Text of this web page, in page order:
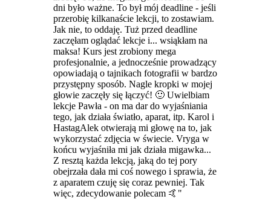
dni było ważne. To był mój deadline - jeśli
przerobię kilkanaście lekcji, to zostawiam.
Jak nie, to oddaję. Tuż przed deadline
zaczęłam oglądać lekcje i... wsiąkłam na
maksa! Kurs jest zrobiony mega
profesjonalnie, a jednocześnie prowadzący
opowiadają o tajnikach fotografii w bardzo
przystępny sposób. Nagle kropki w mojej
głowie zaczęły się łączyć! 🙂 Uwielbiam
lekcje Pawła - on ma dar do wyjaśniania
tego, jak działa światło, aparat, itp. Karol i
HastagAlek otwierają mi głowę na to, jak
wykorzystać zdjęcia w świecie. Vryga w
końcu wyjaśniła mi jak działa migawka...
Z resztą każda lekcją, jaką do tej pory
obejrzała dała mi coś nowego i sprawia, że
z aparatem czuję się coraz pewniej. Tak
więc, zdecydowanie polecam 🤙 "